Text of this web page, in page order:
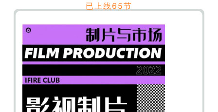
校考专业课程
考课程
· 课 程目录·
?01 导演方向
【导演】导演研究——伯格曼
【导演】导演研究——杨德昌【导
演】导演研究——李安
【导演】你必须了解的电
已上线65节